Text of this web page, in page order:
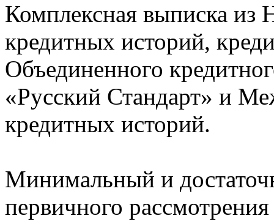
Комплексная выписка из
кредитных историй,
Объединенного
«Русский Стандарт» и
кредитных историй.
Минимальный и
первичного